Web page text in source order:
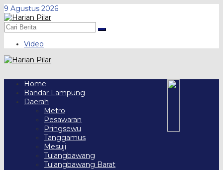
Skip
to
content
9 Agustus 2026
Video
Home
Bandar Lampung
Daerah
Metro
Pesawaran
Pringsewu
Tanggamus
Mesuji
Tulangbawang
Tulangbawang Barat